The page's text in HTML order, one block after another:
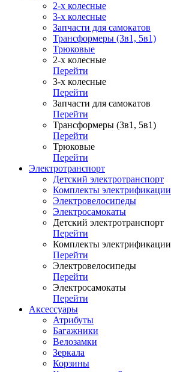
2-х колесные
3-х колесные
Запчасти для самокатов
Трансформеры (3в1, 5в1)
Трюковые
2-х колесные
Перейти
3-х колесные
Перейти
Запчасти для самокатов
Перейти
Трансформеры (3в1, 5в1)
Перейти
Трюковые
Перейти
Электротранспорт
Детский электротранспорт
Комплекты электрификации
Электровелосипеды
Электросамокаты
Детский электротранспорт
Перейти
Комплекты электрификации
Перейти
Электровелосипеды
Перейти
Электросамокаты
Перейти
Аксессуары
Атрибуты
Багажники
Велозамки
Зеркала
Корзины